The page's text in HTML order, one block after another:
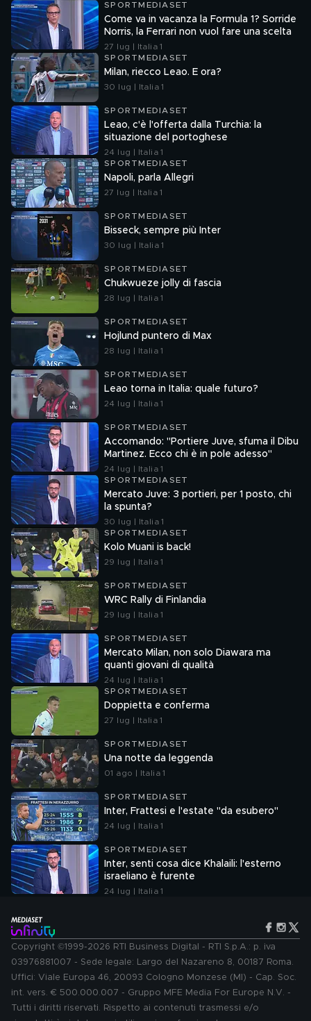
SPORTMEDIASET
Come va in vacanza la Formula 1? Sorride
Norris, la Ferrari non vuol fare una scelta
27 lug | Italia 1
SPORTMEDIASET
Milan, riecco Leao. E ora?
30 lug | Italia 1
SPORTMEDIASET
Leao, c'è l'offerta dalla Turchia: la
situazione del portoghese
24 lug | Italia 1
SPORTMEDIASET
Napoli, parla Allegri
27 lug | Italia 1
SPORTMEDIASET
Bisseck, sempre più Inter
30 lug | Italia 1
SPORTMEDIASET
Chukwueze jolly di fascia
28 lug | Italia 1
SPORTMEDIASET
Hojlund puntero di Max
28 lug | Italia 1
SPORTMEDIASET
Leao torna in Italia: quale futuro?
24 lug | Italia 1
SPORTMEDIASET
Accomando: "Portiere Juve, sfuma il Dibu
Martinez. Ecco chi è in pole adesso"
24 lug | Italia 1
SPORTMEDIASET
Mercato Juve: 3 portieri, per 1 posto, chi
la spunta?
30 lug | Italia 1
SPORTMEDIASET
Kolo Muani is back!
29 lug | Italia 1
SPORTMEDIASET
WRC Rally di Finlandia
29 lug | Italia 1
SPORTMEDIASET
Mercato Milan, non solo Diawara ma
quanti giovani di qualità
24 lug | Italia 1
SPORTMEDIASET
Doppietta e conferma
27 lug | Italia 1
SPORTMEDIASET
Una notte da leggenda
01 ago | Italia 1
SPORTMEDIASET
Inter, Frattesi e l'estate "da esubero"
24 lug | Italia 1
SPORTMEDIASET
Inter, senti cosa dice Khalaili: l'esterno
israeliano è furente
24 lug | Italia 1
Copyright ©1999-2026 RTI Business Digital - RTI S.p.A.: p. iva
03976881007 - Sede legale: Largo del Nazareno 8, 00187 Roma.
Uffici: Viale Europa 46, 20093 Cologno Monzese (MI) - Cap. Soc.
int. vers. € 500.000.007 - Gruppo MFE Media For Europe N.V. -
Tutti i diritti riservati. Rispetto ai contenuti trasmessi e/o